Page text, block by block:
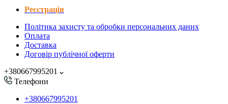
Реєстрація
Політика захисту та обробки персональних даних
Оплата
Доставка
Договір публічної оферти
+380667995201
Телефони
+380667995201